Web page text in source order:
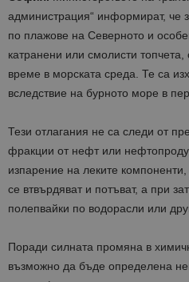
администрация“ информират, че
по плажове на Северното и
катранени или смолисти
време в морската среда. Те са
вследствие на бурното море в
Тези отлагания не са следи от
фракции от нефт или
изпарение на леките
се втвърдяват и потъват, а при
полепвайки по водорасли или
Поради силната промяна в
възможно да бъде определена